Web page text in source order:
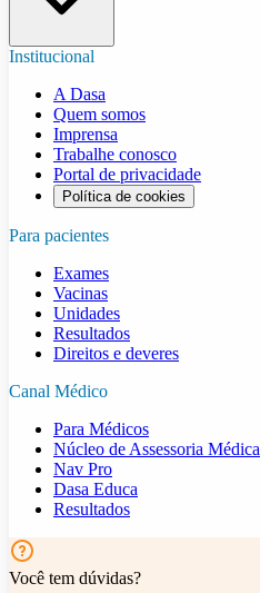
Institucional
A Dasa
Quem somos
Imprensa
Trabalhe conosco
Portal de privacidade
Política de cookies
Para pacientes
Exames
Vacinas
Unidades
Resultados
Direitos e deveres
Canal Médico
Para Médicos
Núcleo de Assessoria Médica
Nav Pro
Dasa Educa
Resultados
Você tem dúvidas?